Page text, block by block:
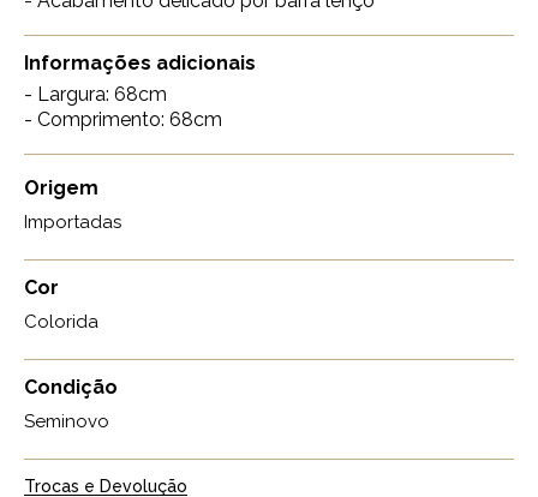
Informações adicionais
- Largura: 68cm
- Comprimento: 68cm
Origem
Importadas
Cor
Colorida
Condição
Seminovo
Trocas e Devolução